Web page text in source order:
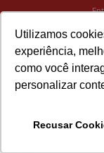
Utilizamos
experiência,
como você
personalizar
Recusar
Ir
para
conteúdo